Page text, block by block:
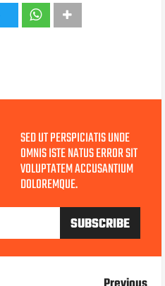
SED UT PERSPICIATIS UNDE
OMNIS ISTE NATUS ERROR SIT
VOLUPTATEM ACCUSANTIUM
DOLOREMQUE.